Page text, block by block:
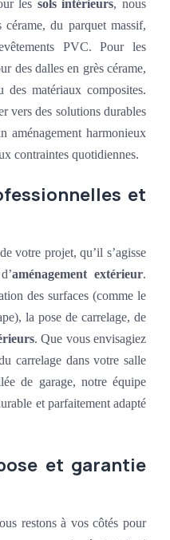
les sols intérieurs, nous
du parquet massif,
PVC. Pour les
des dalles en grès cérame,
matériaux composites.
vers des solutions durables
aménagement harmonieux
contraintes quotidiennes.
et
votre projet, qu’il s’agisse
aménagement extérieur.
des surfaces (comme le
la pose de carrelage, de
. Que vous envisagiez
carrelage dans votre salle
de garage, notre équipe
et parfaitement adapté
et garantie
restons à vos côtés pour